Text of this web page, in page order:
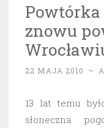
znowu
22 MAJA 2010 ~
13 lat temu
słoneczna